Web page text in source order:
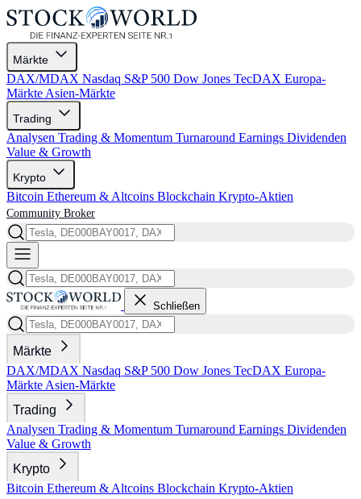
Märkte
DAX/MDAX Nasdaq S&P 500 Dow Jones TecDAX Europa-
Märkte Asien-Märkte
Trading
Analysen Trading & Momentum Turnaround Earnings Dividenden
Value & Growth
Krypto
Bitcoin Ethereum & Altcoins Blockchain Krypto-Aktien
Community Broker
Schließen
Märkte
DAX/MDAX Nasdaq S&P 500 Dow Jones TecDAX Europa-
Märkte Asien-Märkte
Trading
Analysen Trading & Momentum Turnaround Earnings Dividenden
Value & Growth
Krypto
Bitcoin Ethereum & Altcoins Blockchain Krypto-Aktien